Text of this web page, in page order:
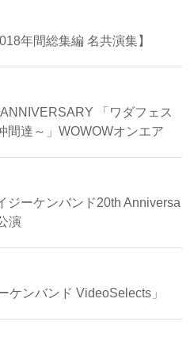
年間総集編 名共演集】
「ワダフェス
間達～」WOWOWオンエア
ジーケンバンド20th Anniversa
演
ケンバンド VideoSelects」